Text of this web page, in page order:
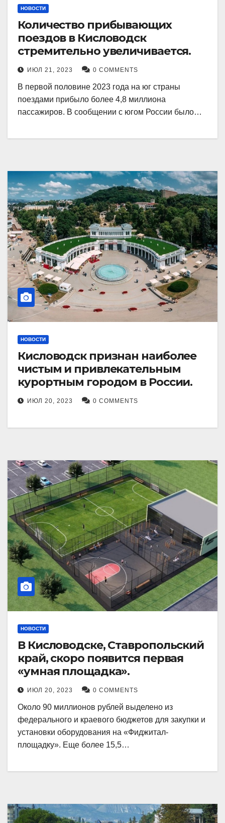
НОВОСТИ
Количество прибывающих
поездов в Кисловодск
стремительно увеличивается.
ИЮЛ 21, 2023 0 COMMENTS
В первой половине 2023 года на юг страны
поездами прибыло более 4,8 миллиона
пассажиров. В сообщении с югом России было…
НОВОСТИ
Кисловодск признан наиболее
чистым и привлекательным
курортным городом в России.
ИЮЛ 20, 2023 0 COMMENTS
НОВОСТИ
В Кисловодске, Ставропольский
край, скоро появится первая
«умная площадка».
ИЮЛ 20, 2023 0 COMMENTS
Около 90 миллионов рублей выделено из
федерального и краевого бюджетов для закупки и
установки оборудования на «Фиджитал-
площадку». Еще более 15,5…